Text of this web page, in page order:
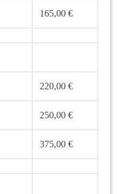
165,00 €
220,00 €
250,00 €
375,00 €